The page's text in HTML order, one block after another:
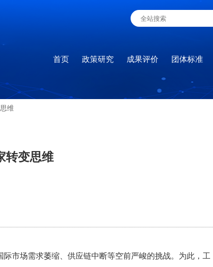
首页 政策研究 成果评价 团体标准
维
转变思维
市场需求萎缩、供应链中断等空前严峻的挑战。为此，工